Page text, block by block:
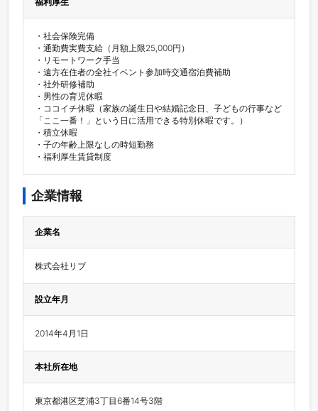
・社会保険完備
・通勤費実費支給（月額上限25,000円）
・リモートワーク手当
・遠方在住者の全社イベント参加時交通宿泊費補助
・社外研修補助
・男性の育児休暇
・ココイチ休暇（家族の誕生日や結婚記念日、子どもの行事など
「ここ一番！」という日に活用できる特別休暇です。）
・積立休暇
・子の年齢上限なしの時短勤務
・福利厚生賃貸制度
企業情報
企業名
株式会社リブ
設立年月
2014年4月1日
本社所在地
東京都港区芝浦3丁目6番14号3階